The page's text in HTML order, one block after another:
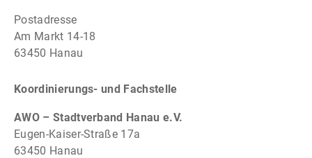
Postadresse
Am Markt 14-18
63450 Hanau
Koordinierungs- und Fachstelle
AWO – Stadtverband Hanau e.V.
Eugen-Kaiser-Straße 17a
63450 Hanau